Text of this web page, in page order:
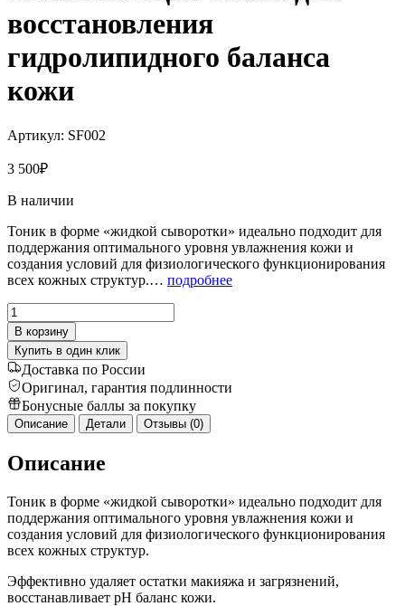
восстановления
гидролипидного баланса
кожи
Артикул: SF002
3 500₽
В наличии
Тоник в форме «жидкой сыворотки» идеально подходит для
поддержания оптимального уровня увлажнения кожи и
создания условий для физиологического функционирования
всех кожных структур.… подробнее
Количество
товара
Увлажняющий
тоник
для
восстановления
гидролипидного
баланса
В корзину
Купить в один клик
Доставка по России
Оригинал, гарантия подлинности
Бонусные баллы за покупку
Описание Детали Отзывы (0)
Описание
Тоник в форме «жидкой сыворотки» идеально подходит для
поддержания оптимального уровня увлажнения кожи и
создания условий для физиологического функционирования
всех кожных структур.
Эффективно удаляет остатки макияжа и загрязнений,
восстанавливает pH баланс кожи.